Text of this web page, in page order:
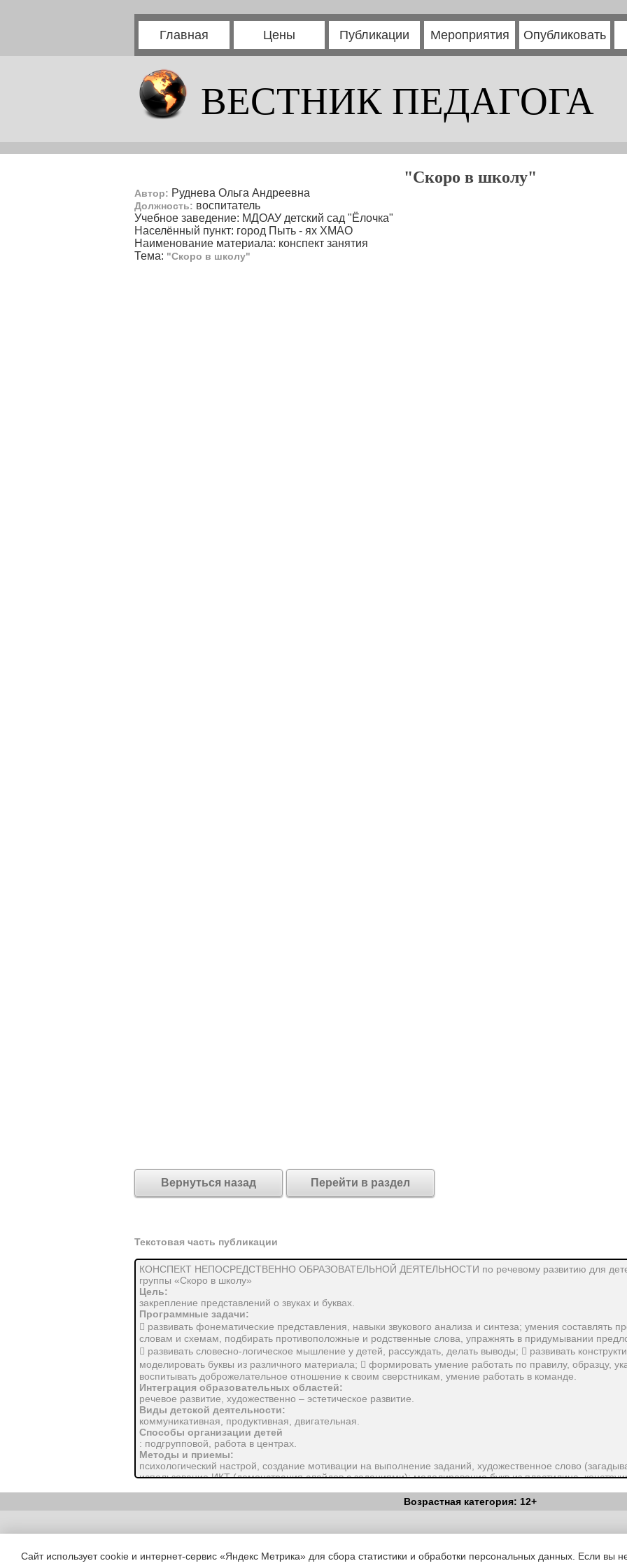
Главная Цены Публикации Мероприятия Опубликовать
ВЕСТНИК ПЕДАГОГА
"Скоро в школу"
Автор: Руднева Ольга Андреевна
Должность: воспитатель
Учебное заведение: МДОАУ детский сад "Ёлочка"
Населённый пункт: город Пыть - ях ХМАО
Наименование материала: конспект занятия
Тема: "Скоро в школу"
Вернуться назад Перейти в раздел
Текстовая часть публикации
КОНСПЕКТ НЕПОСРЕДСТВЕННО ОБРАЗОВАТЕЛЬНОЙ ДЕЯТЕЛЬНОСТИ по речевому развитию для детей
группы «Скоро в школу»
Цель:
закрепление представлений о звуках и буквах.
Программные задачи:
 развивать фонематические представления, навыки звукового анализа и синтеза; умения составлять
словам и схемам, подбирать противоположные и родственные слова, упражнять в придумывании
 развивать словесно-логическое мышление у детей, рассуждать, делать выводы;  развивать
моделировать буквы из различного материала;  формировать умение работать по правилу, образцу,
воспитывать доброжелательное отношение к своим сверстникам, умение работать в команде.
Интеграция образовательных областей:
речевое развитие, художественно – эстетическое развитие.
Виды детской деятельности:
коммуникативная, продуктивная, двигательная.
Способы организации детей
: подгрупповой, работа в центрах.
Методы и приемы:
психологический настрой, создание мотивации на выполнение заданий, художественное слово
использование ИКТ (демонстрация слайдов с заданиями); моделирование букв из пластилина,
мультимедийный проектор, экран, презентация, карточки с заданиями, силуэты букв, карандаши,
Словарная работа:
Предварительная работа:
Возрастная категория: 12+
Copyright (c) |Вестник Педагога|Об издании|Условия|Политика
Сайт использует cookie и интернет-сервис «Яндекс Метрика» для сбора статистики и обработки персональных данных. Если вы